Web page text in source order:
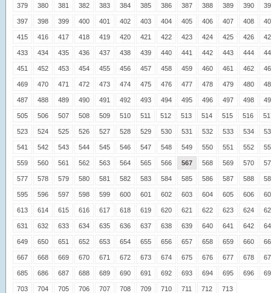
379 380 381 382 383 384 385 386 387 388 389 390
397 398 399 400 401 402 403 404 405 406 407 408
415 416 417 418 419 420 421 422 423 424 425 426
433 434 435 436 437 438 439 440 441 442 443 444
451 452 453 454 455 456 457 458 459 460 461 462
469 470 471 472 473 474 475 476 477 478 479 480
487 488 489 490 491 492 493 494 495 496 497 498
505 506 507 508 509 510 511 512 513 514 515 516
523 524 525 526 527 528 529 530 531 532 533 534
541 542 543 544 545 546 547 548 549 550 551 552
559 560 561 562 563 564 565 566 567 568 569 570
577 578 579 580 581 582 583 584 585 586 587 588
595 596 597 598 599 600 601 602 603 604 605 606
613 614 615 616 617 618 619 620 621 622 623 624
631 632 633 634 635 636 637 638 639 640 641 642
649 650 651 652 653 654 655 656 657 658 659 660
667 668 669 670 671 672 673 674 675 676 677 678
685 686 687 688 689 690 691 692 693 694 695 696
703 704 705 706 707 708 709 710 711 712 713